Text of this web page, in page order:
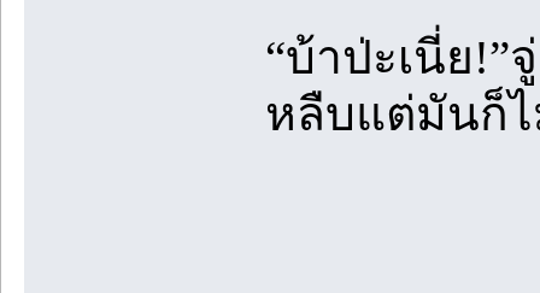
“บ้าป่ะเนี่ย
หลืบแต่มันก็ไ